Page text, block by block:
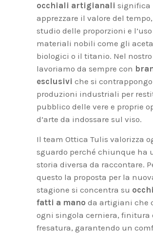
occhiali artigianali significa
apprezzare il valore del
studio delle proporzioni e
materiali nobili come gli
biologici o il titanio. Nel nostro
lavoriamo da sempre con
esclusivi che si
produzioni industriali per
pubblico delle vere e proprie
d’arte da indossare sul viso.
Il team Ottica Tulis valorizza
sguardo perché chiunque ha
storia diversa da raccontare.
questo la proposta per la
stagione si concentra su
fatti a mano da artigiani che
ogni singola cerniera, finitura
fresatura, garantendo un